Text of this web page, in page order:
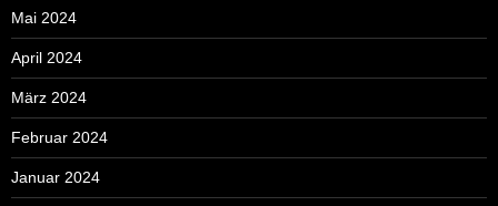
Mai 2024
April 2024
März 2024
Februar 2024
Januar 2024